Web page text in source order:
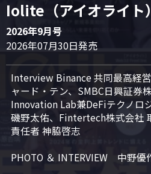
Iolite（アイオライト
2026年9月号
2026年07月30日発売
Interview Binance 共同最高経
ャード・テン、SMBC日興証券
Innovation Lab兼DeFiテクノロ
磯野太佑、Fintertech株式会社
責任者 神脇啓志
PHOTO ＆ INTERVIEW　中野優